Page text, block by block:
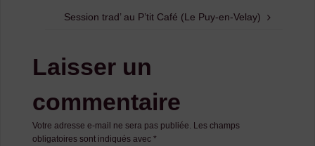
Session trad’ au P’tit Café (Le Puy-en-Velay)
Laisser un
commentaire
Votre adresse e-mail ne sera pas publiée. Les champs
obligatoires sont indiqués avec *